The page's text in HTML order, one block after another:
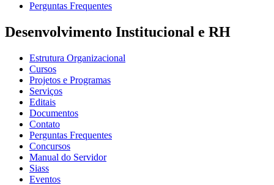
Perguntas Frequentes
Desenvolvimento Institucional e RH
Estrutura Organizacional
Cursos
Projetos e Programas
Serviços
Editais
Documentos
Contato
Perguntas Frequentes
Concursos
Manual do Servidor
Siass
Eventos